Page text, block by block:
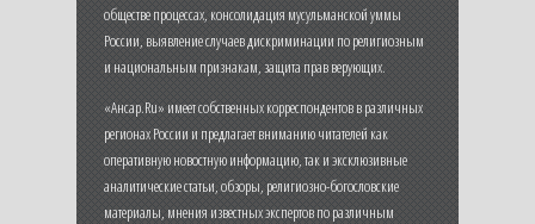
обществе процессах, консолидация мусульманской уммы
России, выявление случаев дискриминации по религиозным
и национальным признакам, защита прав верующих.
«Ансар.Ru» имеет собственных корреспондентов в различных
регионах России и предлагает вниманию читателей как
оперативную новостную информацию, так и эксклюзивные
аналитические статьи, обзоры, религиозно-богословские
материалы, мнения известных экспертов по различным